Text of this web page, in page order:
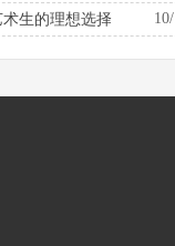
生的理想选择